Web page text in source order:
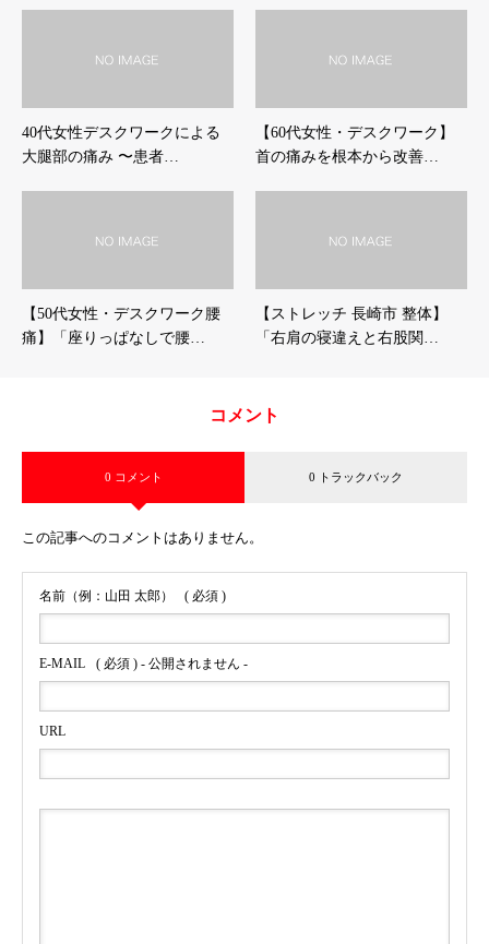
40代女性デスクワークによる
大腿部の痛み 〜患者…
【60代女性・デスクワーク】
首の痛みを根本から改善…
【50代女性・デスクワーク腰
痛】「座りっぱなしで腰…
【ストレッチ 長崎市 整体】
「右肩の寝違えと右股関…
コメント
0 コメント 0 トラックバック
この記事へのコメントはありません。
名前（例：山田 太郎） ( 必須 )
E-MAIL ( 必須 ) - 公開されません -
URL